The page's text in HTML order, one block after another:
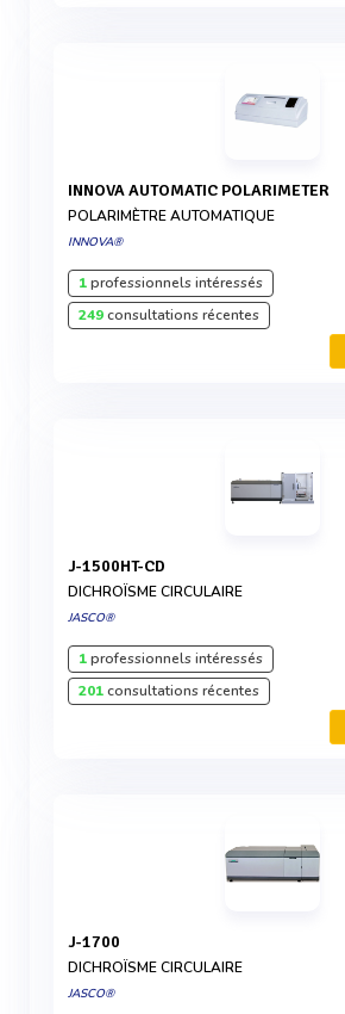
INNOVA AUTOMATIC POLARIMETER
POLARIMÈTRE AUTOMATIQUE
INNOVA®
1professionnels intéressés
249consultations récentes
J-1500HT-CD
DICHROÏSME CIRCULAIRE
JASCO®
1professionnels intéressés
201consultations récentes
J-1700
DICHROÏSME CIRCULAIRE
JASCO®